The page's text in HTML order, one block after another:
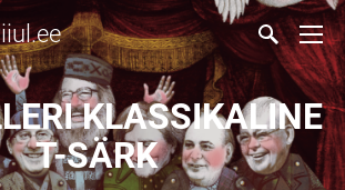
KLASSIKALINE
T-SÄRK